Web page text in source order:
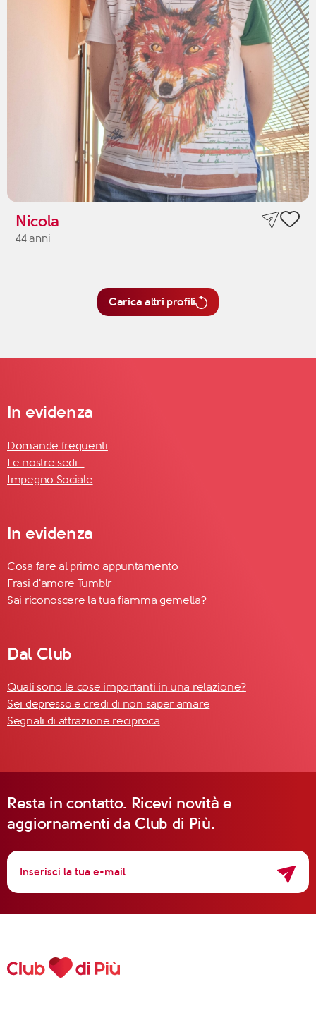
Nicola
44 anni
Carica altri profili
In evidenza
Domande frequenti
Le nostre sedi
Impegno Sociale
In evidenza
Cosa fare al primo appuntamento
Frasi d'amore Tumblr
Sai riconoscere la tua fiamma gemella?
Dal Club
Quali sono le cose importanti in una relazione?
Sei depresso e credi di non saper amare
Segnali di attrazione reciproca
Resta in contatto. Ricevi novità e
aggiornamenti da Club di Più.